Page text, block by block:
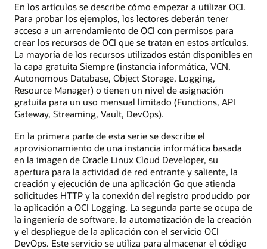
En los artículos se describe cómo empezar a utilizar OCI.
Para probar los ejemplos, los lectores deberán tener
acceso a un arrendamiento de OCI con permisos para
crear los recursos de OCI que se tratan en estos artículos.
La mayoría de los recursos utilizados están disponibles en
la capa gratuita Siempre (instancia informática, VCN,
Autonomous Database, Object Storage, Logging,
Resource Manager) o tienen un nivel de asignación
gratuita para un uso mensual limitado (Functions, API
Gateway, Streaming, Vault, DevOps).
En la primera parte de esta serie se describe el
aprovisionamiento de una instancia informática basada
en la imagen de Oracle Linux Cloud Developer, su
apertura para la actividad de red entrante y saliente, la
creación y ejecución de una aplicación Go que atienda
solicitudes HTTP y la conexión del registro producido por
la aplicación a OCI Logging. La segunda parte se ocupa de
la ingeniería de software, la automatización de la creación
y el despliegue de la aplicación con el servicio OCI
DevOps. Este servicio se utiliza para almacenar el código